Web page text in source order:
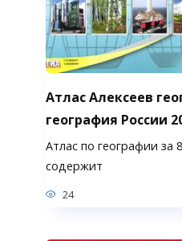
Атлас Алексеев
география России
Атлас по географии за
содержит
24